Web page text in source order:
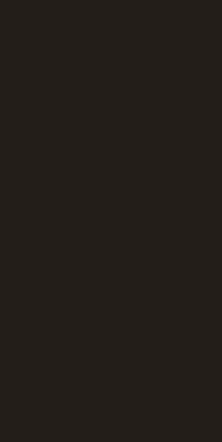
buigzame